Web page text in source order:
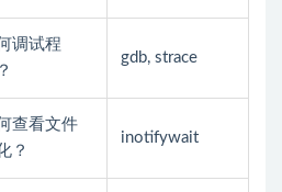
调试程
gdb, strace
查看文件
？
inotifywait